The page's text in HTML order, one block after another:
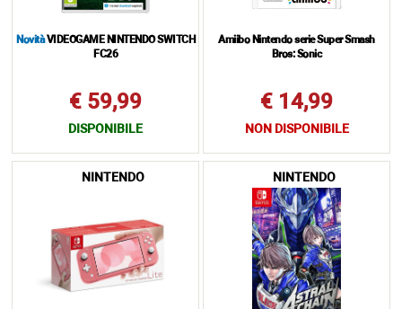
Novità VIDEOGAME NINTENDO SWITCH
FC26
€ 59,99
DISPONIBILE
Amiibo Nintendo serie Super Smash
Bros: Sonic
€ 14,99
NON DISPONIBILE
NINTENDO NINTENDO